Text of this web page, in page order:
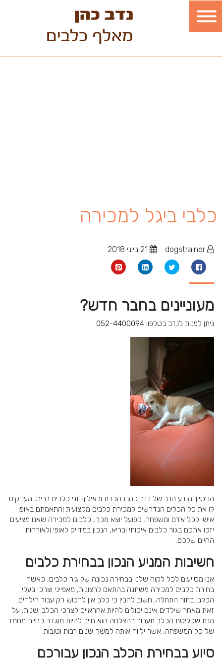
כלבי ביגל למכירה
מעוניינים בחבר חדש?
ניתן לפנות לנדב בטלפון 052-4400094
הניסיון והידע הרב של נדב כהן בהכרת ובאילוף זני כלבים רבים, מעניקים
לו את כל הכלים הנדרשים למכירת כלבים מקצועית והתאמתם באופן
אישי לכל אדם ומשפחה. כפועל יוצא מכך, כלבים למכירה שאנו מציעים
יזכו אתכם בגור כלבים איכותי ובריא, הנכון במדויק לאופי ולאורחות
החיים שלכם.
חשיבות המניע הנכון בבחירת כלבים
אנו מסייעים לכל לקוח שלנו בבחירה נכונה של גור כלבים, כאשר
בחירת כלבים למכירה משתנה בהתאם לרצונות, מאפייני וצרכי בעלי
הכלב. בתור התחלה, חשוב להבין כי כלב אין לרכוש רק עבור הילדים.
זאת מאחר שילדים אינם יכולים להיות אחראיים לצרכי הכלב. שנית, על
מנת שקליטת הכלב תעבור בהצלחה הוא חייב להיות מוגדר כחיית מחמד
של כל המשפחה, אשר ילווה אותה למשך שנים רבות וטובות.
סיוע בבחירת הכלב הנכון עבורכם